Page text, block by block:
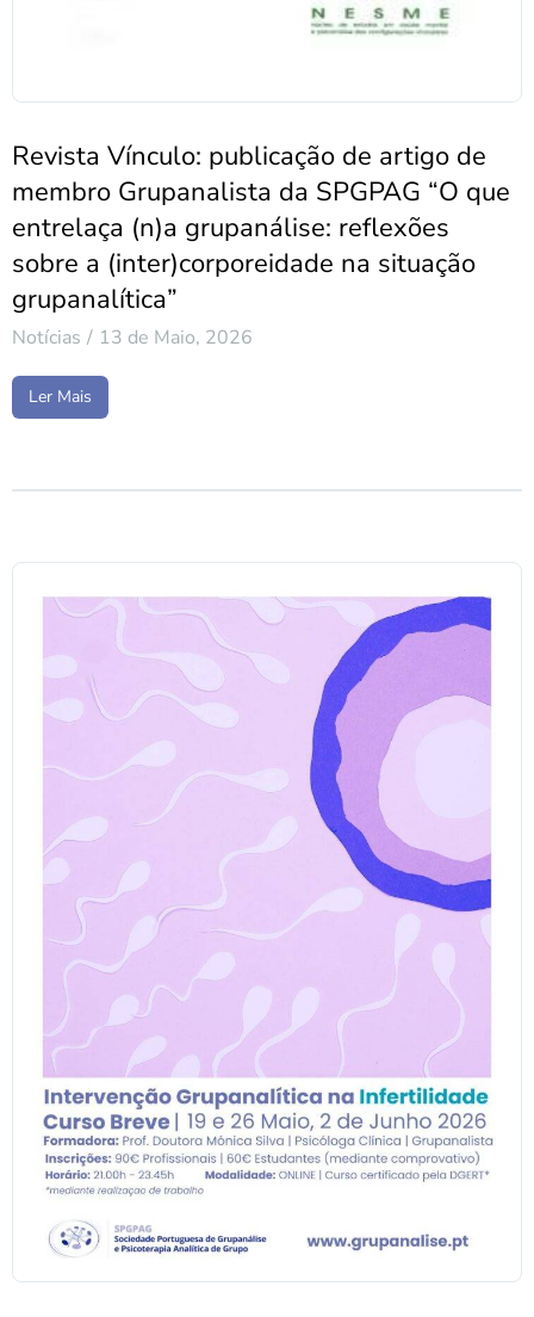
Revista Vínculo: publicação de artigo de
membro Grupanalista da SPGPAG “O que
entrelaça (n)a grupanálise: reflexões
sobre a (inter)corporeidade na situação
grupanalítica”
Notícias 13 de Maio, 2026
Ler Mais